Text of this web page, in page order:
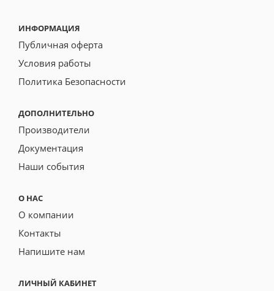
ИНФОРМАЦИЯ
Публичная оферта
Условия работы
Политика Безопасности
ДОПОЛНИТЕЛЬНО
Производители
Документация
Наши события
О НАС
О компании
Контакты
Напишите нам
ЛИЧНЫЙ КАБИНЕТ